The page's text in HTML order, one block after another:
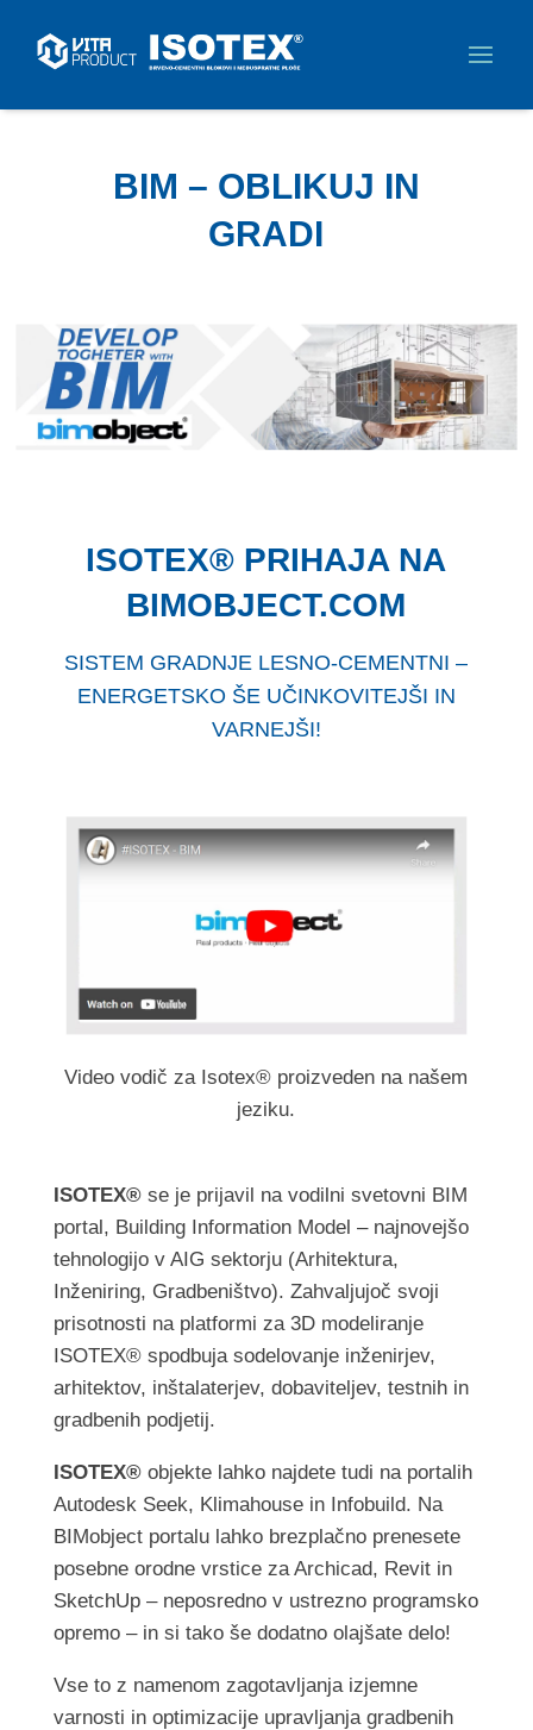
BIM – OBLIKUJ IN
GRADI
ISOTEX® PRIHAJA NA
BIMOBJECT.COM
SISTEM GRADNJE LESNO-CEMENTNI –
ENERGETSKO ŠE UČINKOVITEJŠI IN
VARNEJŠI!
Video vodič za Isotex® proizveden na našem
jeziku.
ISOTEX®se je prijavil na vodilni svetovni BIM
portal, Building Information Model – najnovejšo
tehnologijo v AIG sektorju (Arhitektura,
Inženiring, Gradbeništvo). Zahvaljujoč svoji
prisotnosti na platformi za 3D modeliranje
ISOTEX® spodbuja sodelovanje inženirjev,
arhitektov, inštalaterjev, dobaviteljev, testnih in
gradbenih podjetij.
ISOTEX®objekte lahko najdete tudi na portalih
Autodesk Seek, Klimahouse in Infobuild. Na
BIMobject portalu lahko brezplačno prenesete
posebne orodne vrstice za Archicad, Revit in
SketchUp – neposredno v ustrezno programsko
opremo – in si tako še dodatno olajšate delo!
Vse to z namenom zagotavljanja izjemne
varnosti in optimizacije upravljanja gradbenih